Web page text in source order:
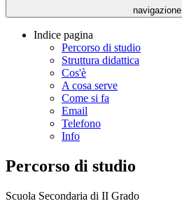
navigazione
Indice pagina
Percorso di studio
Struttura didattica
Cos'è
A cosa serve
Come si fa
Email
Telefono
Info
Percorso di studio
Scuola Secondaria di II Grado